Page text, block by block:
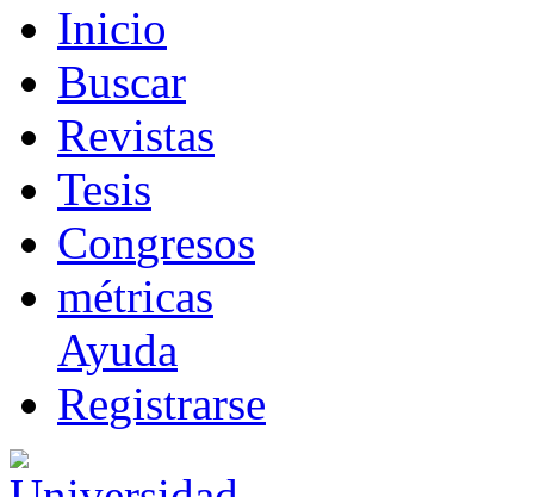
Inicio
Buscar
Revistas
Tesis
Congresos
métricas
Ayuda
Registrarse